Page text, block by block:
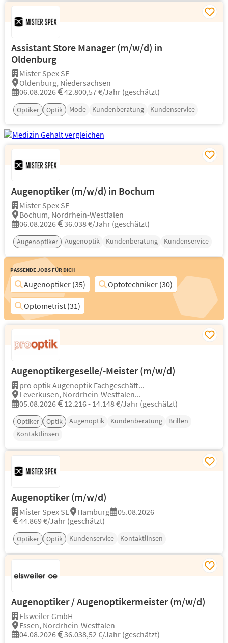
Assistant Store Manager (m/w/d) in
Oldenburg
Mister Spex SE
Oldenburg, Niedersachsen
06.08.2026
42.800,57 €/Jahr (geschätzt)
Optiker Optik Mode Kundenberatung Kundenservice
Augenoptiker (m/w/d) in Bochum
Mister Spex SE
Bochum, Nordrhein-Westfalen
06.08.2026
36.038 €/Jahr (geschätzt)
Augenoptiker Augenoptik Kundenberatung Kundenservice
Passende Jobs für Dich
Augenoptiker (35)
Optotechniker (30)
Optometrist (31)
Augenoptikergeselle/-Meister (m/w/d)
pro optik Augenoptik Fachgeschäft...
Leverkusen, Nordrhein-Westfalen...
05.08.2026
12.216 - 14.148 €/Jahr (geschätzt)
Optiker Optik Augenoptik Kundenberatung
Brillen
Kontaktlinsen
Augenoptiker (m/w/d)
Mister Spex SE Hamburg
05.08.2026
44.869 €/Jahr (geschätzt)
Optiker Optik Kundenservice Kontaktlinsen
Augenoptiker / Augenoptikermeister (m/w/d)
Elsweiler GmbH
Essen, Nordrhein-Westfalen
04.08.2026
36.038,52 €/Jahr (geschätzt)